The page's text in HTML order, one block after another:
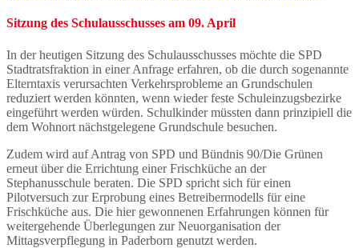
Sitzung des Schulausschusses am 09. April
In der heutigen Sitzung des Schulausschusses möchte die SPD
Stadtratsfraktion in einer Anfrage erfahren, ob die durch sogenannte
Elterntaxis verursachten Verkehrsprobleme an Grundschulen
reduziert werden könnten, wenn wieder feste Schuleinzugsbezirke
eingeführt werden würden. Schulkinder müssten dann prinzipiell die
dem Wohnort nächstgelegene Grundschule besuchen.
Zudem wird auf Antrag von SPD und Bündnis 90/Die Grünen
erneut über die Errichtung einer Frischküche an der
Stephanusschule beraten. Die SPD spricht sich für einen
Pilotversuch zur Erprobung eines Betreibermodells für eine
Frischküche aus. Die hier gewonnenen Erfahrungen können für
weitergehende Überlegungen zur Neuorganisation der
Mittagsverpflegung in Paderborn genutzt werden.